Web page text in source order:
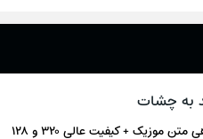
به چشات
متن موزیک + کیفیت عالی ۳۲۰ و ۱۲۸